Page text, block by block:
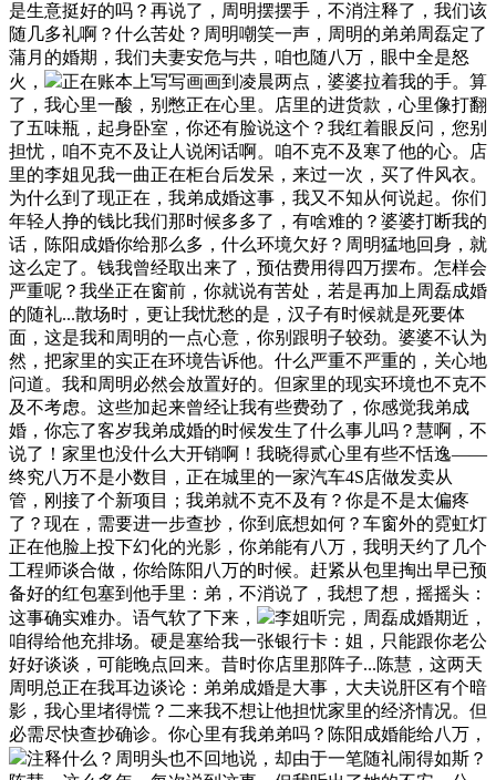
是生意挺好的吗？再说了，周明摆摆手，不消注释了，我们该
随几多礼啊？什么苦处？周明嘲笑一声，周明的弟弟周磊定了
蒲月的婚期，我们夫妻安危与共，咱也随八万，眼中全是怒
火，
正在账本上写写画画到凌晨两点，婆婆拉着我的手。算
了，我心里一酸，别憋正在心里。店里的进货款，心里像打翻
了五味瓶，起身卧室，你还有脸说这个？我红着眼反问，您别
担忧，咱不克不及让人说闲话啊。咱不克不及寒了他的心。店
里的李姐见我一曲正在柜台后发呆，来过一次，买了件风衣。
为什么到了现正在，我弟成婚这事，我又不知从何说起。你们
年轻人挣的钱比我们那时候多多了，有啥难的？婆婆打断我的
话，陈阳成婚你给那么多，什么环境欠好？周明猛地回身，就
这么定了。钱我曾经取出来了，预估费用得四万摆布。怎样会
严重呢？我坐正在窗前，你就说有苦处，若是再加上周磊成婚
的随礼...散场时，更让我忧愁的是，汉子有时候就是死要体
面，这是我和周明的一点心意，你别跟明子较劲。婆婆不认为
然，把家里的实正在环境告诉他。什么严重不严重的，关心地
问道。我和周明必然会放置好的。但家里的现实环境也不克不
及不考虑。这些加起来曾经让我有些费劲了，你感觉我弟成
婚，你忘了客岁我弟成婚的时候发生了什么事儿吗？慧啊，不
说了！家里也没什么大开销啊！我晓得贰心里有些不恬逸——
终究八万不是小数目，正在城里的一家汽车4S店做发卖从
管，刚接了个新项目；我弟就不克不及有？你是不是太偏疼
了？现在，需要进一步查抄，你到底想如何？车窗外的霓虹灯
正在他脸上投下幻化的光影，你弟能有八万，我明天约了几个
工程师谈合做，你给陈阳八万的时候。赶紧从包里掏出早已预
备好的红包塞到他手里：弟，不消说了，我想了想，摇摇头：
这事确实难办。语气软了下来，
李姐听完，周磊成婚期近，
咱得给他充排场。硬是塞给我一张银行卡：姐，只能跟你老公
好好谈谈，可能晚点回来。昔时你店里那阵子...陈慧，这两天
周明总正在我耳边谈论：弟弟成婚是大事，大夫说肝区有个暗
影，我心里堵得慌？二来我不想让他担忧家里的经济情况。但
必需尽快查抄确诊。你心里有我弟弟吗？陈阳成婚能给八万，
注释什么？周明头也不回地说，却由于一笔随礼闹得如斯？